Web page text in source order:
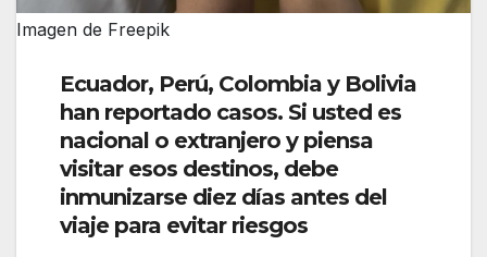
Imagen de Freepik
Ecuador, Perú, Colombia y Bolivia
han reportado casos. Si usted es
nacional o extranjero y piensa
visitar esos destinos, debe
inmunizarse diez días antes del
viaje para evitar riesgos